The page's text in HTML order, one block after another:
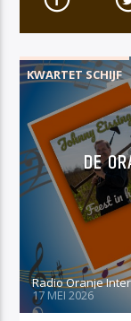
KWARTET SCHIJF
DE
Radio Oranje
17 MEI 2026